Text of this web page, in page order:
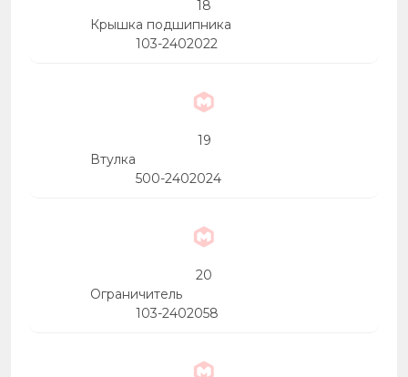
18
Крышка подшипника
103-2402022
19
Втулка
500-2402024
20
Ограничитель
103-2402058